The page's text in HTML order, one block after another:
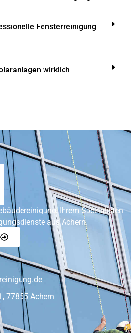
Fensterreinigung
wirklich
Ihrem Spezialisten
aus Achern.
77855 Achern